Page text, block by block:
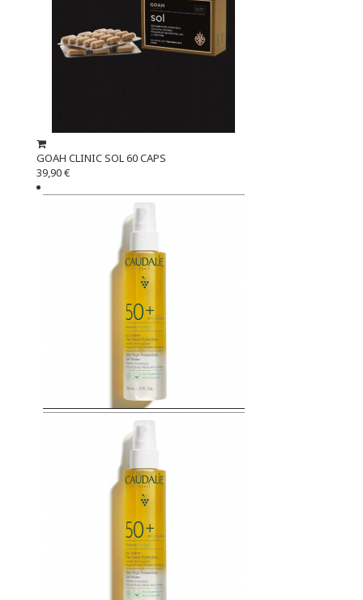
GOAH CLINIC SOL 60 CAPS
39,90 €